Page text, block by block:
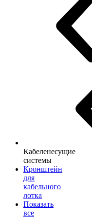
Кабеленесущие
системы
Кронштейн
для
кабельного
лотка
Показать
все